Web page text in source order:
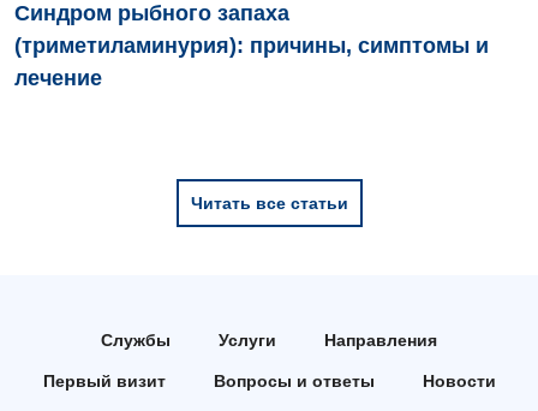
Синдром рыбного запаха
(триметиламинурия): причины, симптомы и
лечение
Читать все статьи
Службы Услуги Направления
Первый визит Вопросы и ответы Новости